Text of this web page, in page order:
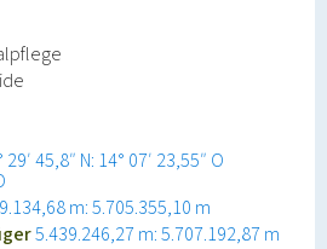
29′ 45,8″ N: 14° 07′ 23,55″ O
m: 5.705.355,10 m
5.439.246,27 m: 5.707.192,87 m